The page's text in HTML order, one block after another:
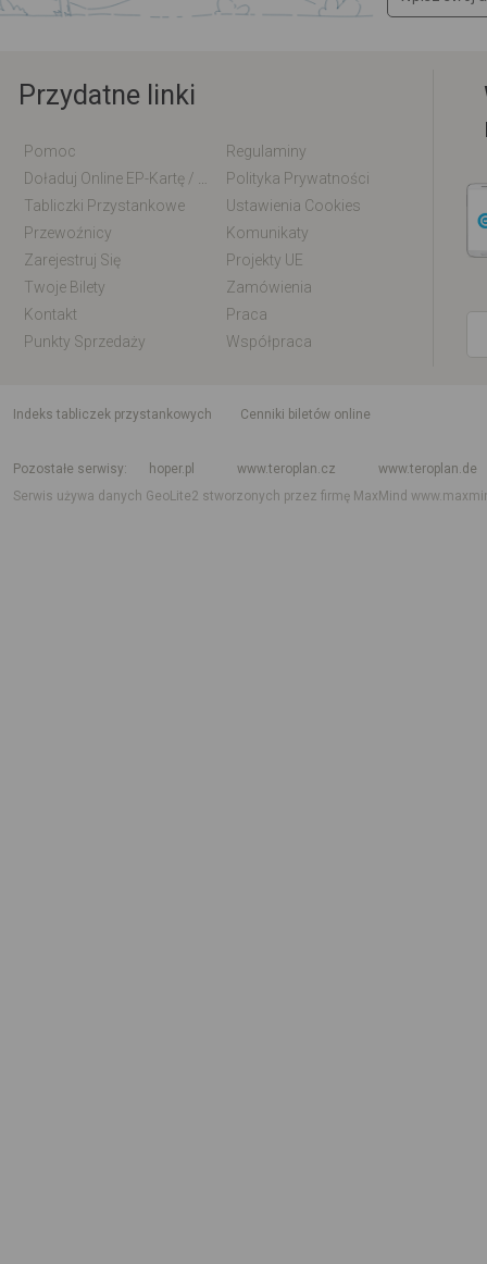
Przydatne linki
Pomoc
Regulaminy
Polityka Prywatności
Tabliczki Przystankowe
Ustawienia Cookies
Przewoźnicy
Komunikaty
Zarejestruj Się
Projekty UE
Twoje Bilety
Zamówienia
Kontakt
Praca
Punkty Sprzedaży
Współpraca
indeks tabliczek przystankowych
Cenniki biletów online
Pozostałe serwisy
hoper.pl www.teroplan.cz
www.teroplan.de
Serwis używa danych GeoLite2 stworzonych przez firmę MaxMind